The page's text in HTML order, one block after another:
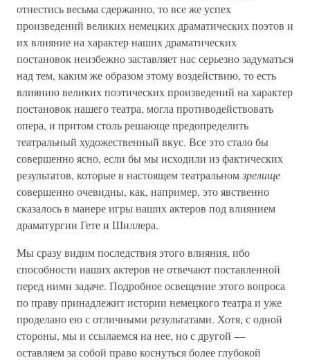
отнестись весьма сдержанно, то все же успех
произведений великих немецких драматических поэтов и
их влияние на характер наших драматических
постановок неизбежно заставляет нас серьезно задуматься
над тем, каким же образом этому воздействию, то есть
влиянию великих поэтических произведений на характер
постановок нашего театра, могла противодействовать
опера, и притом столь решающе предопределить
театральный художественный вкус. Все это стало бы
совершенно ясно, если бы мы исходили из фактических
результатов, которые в настоящем театральномзрелище
совершенно очевидны, как, например, это явственно
сказалось в манере игры наших актеров под влиянием
драматургии Гете и Шиллера.
Мы сразу видим последствия этого влияния, ибо
способности наших актеров не отвечают поставленной
перед ними задаче. Подробное освещение этого вопроса
по праву принадлежит истории немецкого театра и уже
проделано ею с отличными результатами. Хотя, с одной
стороны, мы и ссылаемся на нее, но с другой —
оставляем за собой право коснуться более глубокой